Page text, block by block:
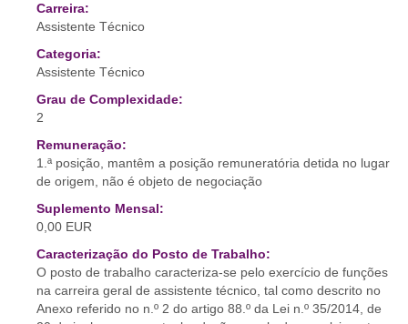
Carreira:
Assistente Técnico
Categoria:
Assistente Técnico
Grau de Complexidade:
2
Remuneração:
1.ª posição, mantêm a posição remuneratória detida no lugar
de origem, não é objeto de negociação
Suplemento Mensal:
0,00 EUR
Caracterização do Posto de Trabalho:
O posto de trabalho caracteriza-se pelo exercício de funções
na carreira geral de assistente técnico, tal como descrito no
Anexo referido no n.º 2 do artigo 88.º da Lei n.º 35/2014, de